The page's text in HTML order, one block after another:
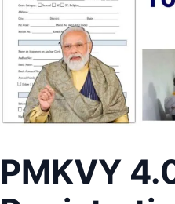
PMKVY